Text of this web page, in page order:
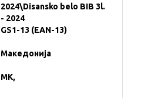
2024\Disansko belo BIB 3l.
- 2024
GS1-13 (EAN-13)
Македонија
MK,